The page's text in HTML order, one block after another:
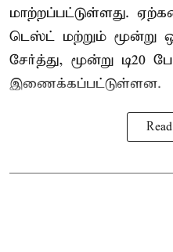
மாற்றப்பட்டுள்ளது.
டெஸ்ட் மற்றும் மூன்று
சேர்த்து, மூன்று டி20
இணைக்கப்பட்டுள்ளன.